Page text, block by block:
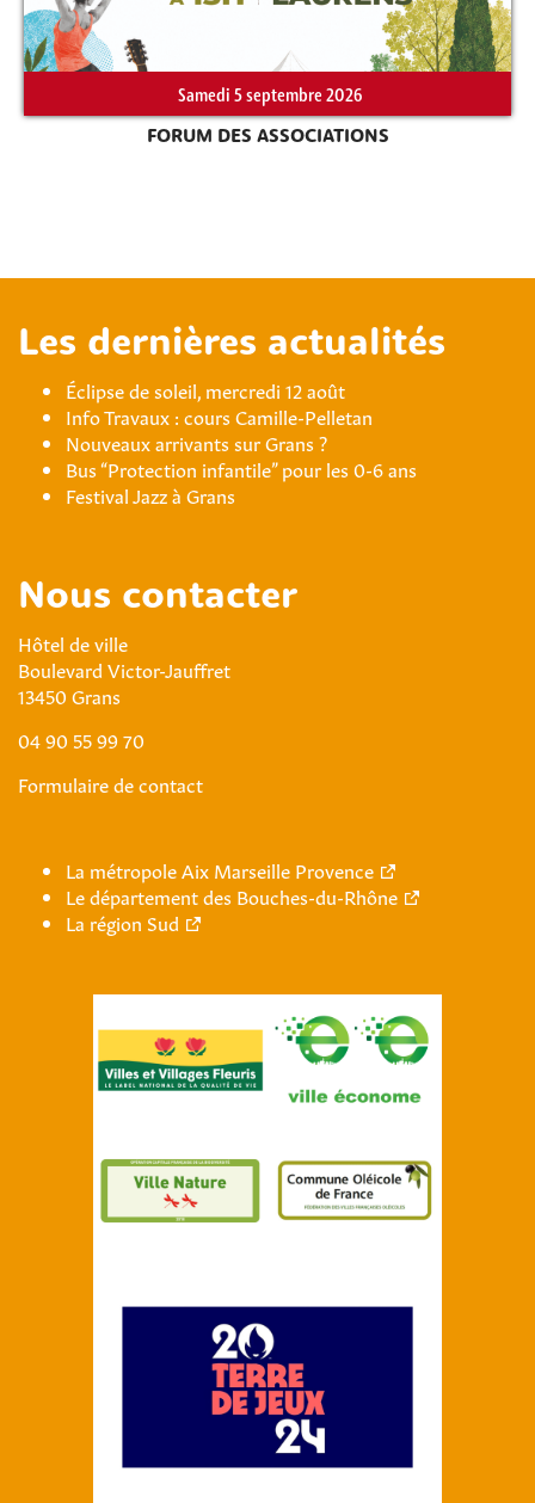
Samedi 5 septembre 2026
FORUM DES ASSOCIATIONS
Les dernières actualités
Éclipse de soleil, mercredi 12 août
Info Travaux : cours Camille-Pelletan
Nouveaux arrivants sur Grans ?
Bus “Protection infantile” pour les 0-6 ans
Festival Jazz à Grans
Nous contacter
Hôtel de ville
Boulevard Victor-Jauffret
13450 Grans
04 90 55 99 70
Formulaire de contact
La métropole Aix Marseille Provence
Le département des Bouches-du-Rhône
La région Sud